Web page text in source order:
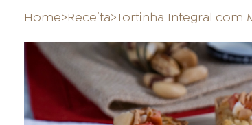
HOME
Home>Receita>Tortinha Integral com